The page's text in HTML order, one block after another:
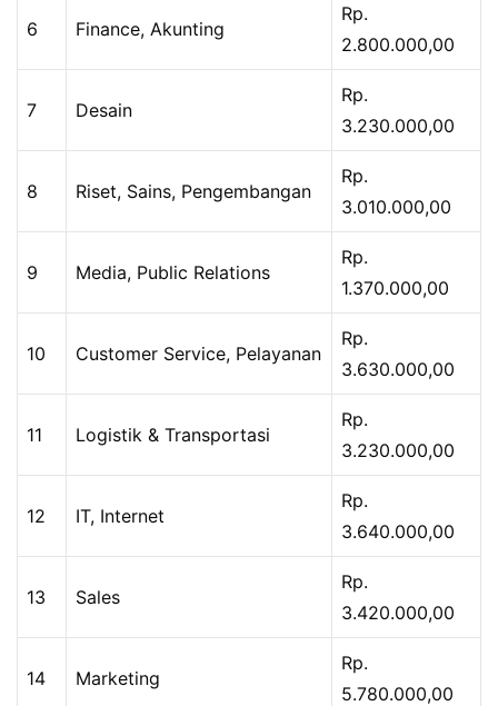
6 Finance, Akunting
Rp.
2.800.000,00
7 Desain
Rp.
3.230.000,00
8 Riset, Sains, Pengembangan
Rp.
3.010.000,00
9 Media, Public Relations
Rp.
1.370.000,00
10 Customer Service, Pelayanan
Rp.
3.630.000,00
11 Logistik & Transportasi
Rp.
3.230.000,00
12 IT, Internet
Rp.
3.640.000,00
13 Sales
Rp.
3.420.000,00
14 Marketing
Rp.
5.780.000,00